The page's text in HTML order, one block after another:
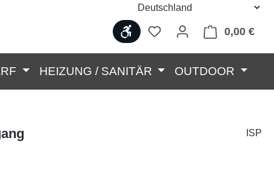
Werkzeugleiste anzeigen
0,00 €
HEIZUNG / SANITÄR OUTDOOR
ISP